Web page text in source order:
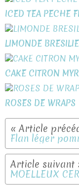
ICED TEA PECHE
LIMONDE
CAKE CITRON
ROSES DE WRAPS
Flan léger
MOELLEUX